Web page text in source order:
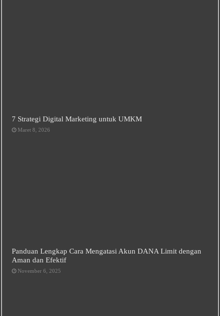
7 Strategi Digital Marketing untuk UMKM
Maret 8, 2026
Panduan Lengkap Cara Mengatasi Akun DANA Limit dengan
Aman dan Efektif
November 6, 2025